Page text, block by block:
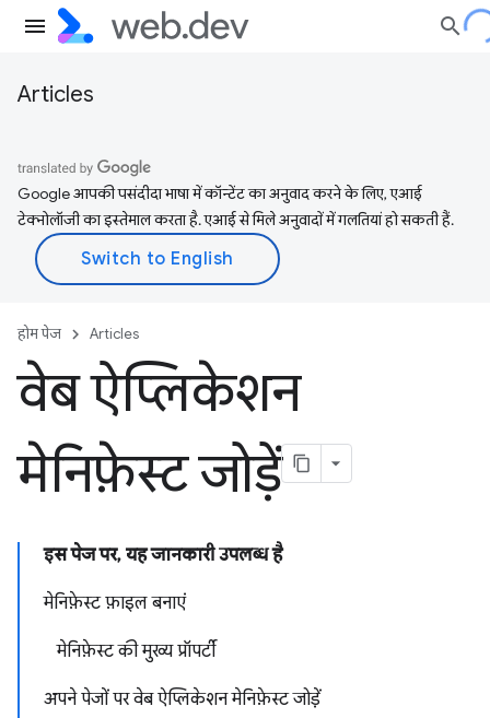
Articles
Google आपकी पसंदीदा भाषा में कॉन्टेंट का अनुवाद करने के लिए, एआई
टेक्नोलॉजी का इस्तेमाल करता है. एआई से मिले अनुवादों में गलतियां हो सकती हैं.
होम पेज Articles
वेब ऐप्लिकेशन
मेनिफ़ेस्ट जोड़ें
इस पेज पर, यह जानकारी उपलब्ध है
मेनिफ़ेस्ट फ़ाइल बनाएं
मेनिफ़ेस्ट की मुख्य प्रॉपर्टी
अपने पेजों पर वेब ऐप्लिकेशन मेनिफ़ेस्ट जोड़ें